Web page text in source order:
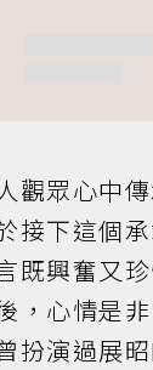
觀眾心中
接下這個
既興奮又
，心情是
扮演過展